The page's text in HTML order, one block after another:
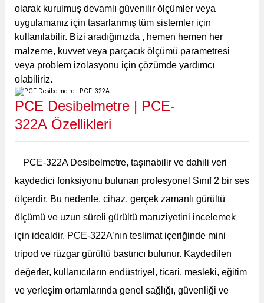
olarak kurulmuş devamlı güvenilir ölçümler veya
uygulamanız için tasarlanmış tüm sistemler için
kullanılabilir. Bizi aradığınızda , hemen hemen her
malzeme, kuvvet veya parçacık ölçümü parametresi
veya problem izolasyonu için çözümde yardımcı
olabiliriz.
PCE Desibelmetre | PCE-
322A Özellikleri
PCE-322A Desibelmetre, taşınabilir ve dahili veri
kaydedici fonksiyonu bulunan profesyonel Sınıf 2 bir ses
ölçerdir. Bu nedenle, cihaz, gerçek zamanlı gürültü
ölçümü ve uzun süreli gürültü maruziyetini incelemek
için idealdir. PCE-322A’nın teslimat içeriğinde mini
tripod ve rüzgar gürültü bastırıcı bulunur. Kaydedilen
değerler, kullanıcıların endüstriyel, ticari, mesleki, eğitim
ve yerleşim ortamlarında genel sağlığı, güvenliği ve